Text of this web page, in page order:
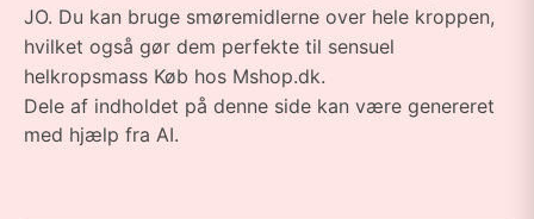
JO. Du kan bruge smøremidlerne over hele kroppen,
hvilket også gør dem perfekte til sensuel
helkropsmass Køb hos Mshop.dk.
Dele af indholdet på denne side kan være genereret
med hjælp fra AI.